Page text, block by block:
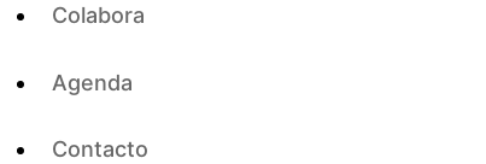
Colabora
Agenda
Contacto